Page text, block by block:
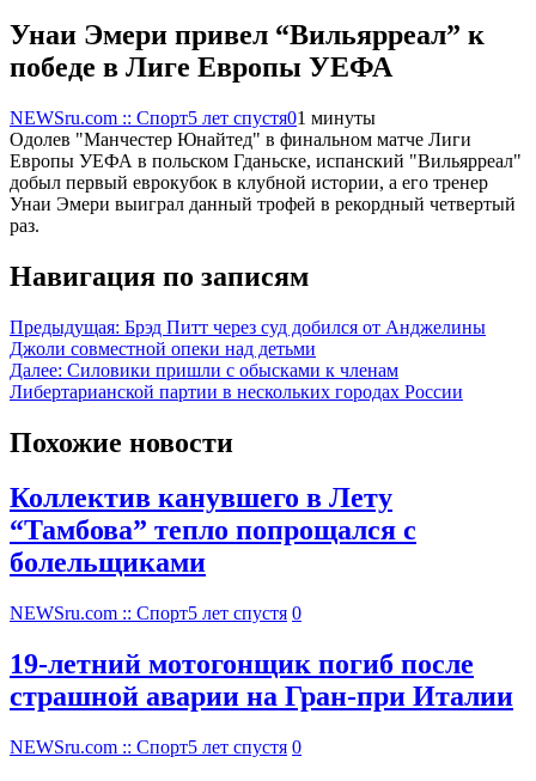
Унаи Эмери привел “Вильярреал” к
победе в Лиге Европы УЕФА
NEWSru.com :: Спорт5 лет спустя01 минуты
Одолев "Манчестер Юнайтед" в финальном матче Лиги
Европы УЕФА в польском Гданьске, испанский "Вильярреал"
добыл первый еврокубок в клубной истории, а его тренер
Унаи Эмери выиграл данный трофей в рекордный четвертый
раз.
Навигация по записям
Предыдущая: Брэд Питт через суд добился от Анджелины
Джоли совместной опеки над детьми
Далее: Силовики пришли с обысками к членам
Либертарианской партии в нескольких городах России
Похожие новости
Коллектив канувшего в Лету
“Тамбова” тепло попрощался с
болельщиками
NEWSru.com :: Спорт5 лет спустя 0
19-летний мотогонщик погиб после
страшной аварии на Гран-при Италии
NEWSru.com :: Спорт5 лет спустя 0